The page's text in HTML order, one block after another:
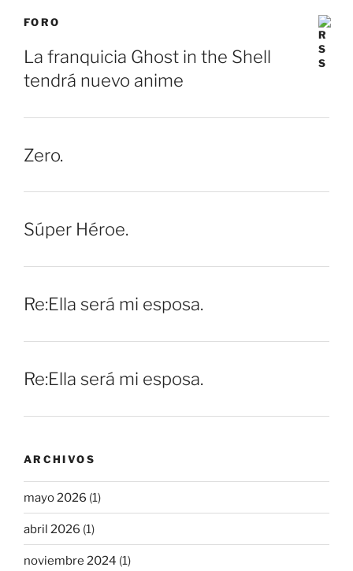
FORO
La franquicia Ghost in the Shell
tendrá nuevo anime
Zero.
Súper Héroe.
Re:Ella será mi esposa.
Re:Ella será mi esposa.
ARCHIVOS
mayo 2026 (1)
abril 2026 (1)
noviembre 2024 (1)